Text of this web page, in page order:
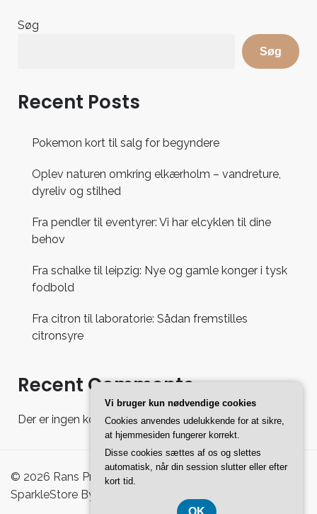
Søg
Søg
Recent Posts
Pokemon kort til salg for begyndere
Oplev naturen omkring elkærholm – vandreture,
dyreliv og stilhed
Fra pendler til eventyrer: Vi har elcyklen til dine
behov
Fra schalke til leipzig: Nye og gamle konger i tysk
fodbold
Fra citron til laboratorie: Sådan fremstilles
citronsyre
Recent Comments
Der er ingen kommentarer at vise.
© 2026 Rans Pro Shoppingguide - WordPress Theme :
SparkleStore By
Vi bruger kun nødvendige cookies
Cookies anvendes udelukkende for at sikre,
at hjemmesiden fungerer korrekt.
Disse cookies sættes af os og slettes
automatisk, når din session slutter eller efter
kort tid.
OK